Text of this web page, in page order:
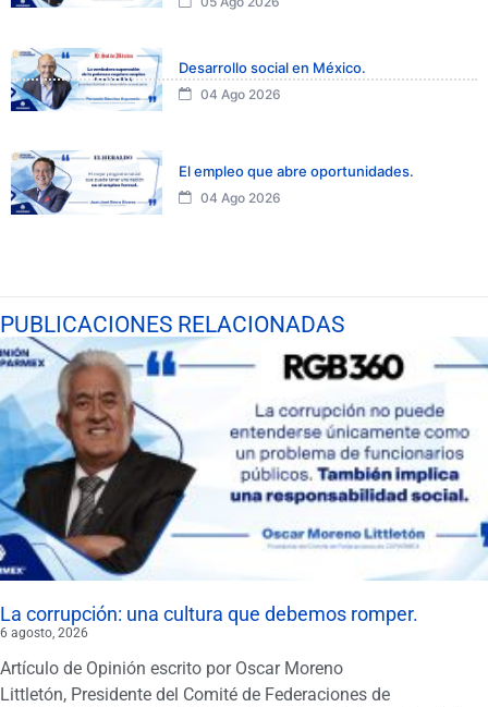
Desarrollo social en México.
04 Ago 2026
El empleo que abre oportunidades.
04 Ago 2026
PUBLICACIONES RELACIONADAS
La corrupción: una cultura que debemos romper.
6 agosto, 2026
Artículo de Opinión escrito por Oscar Moreno
Littletón, Presidente del Comité de Federaciones de